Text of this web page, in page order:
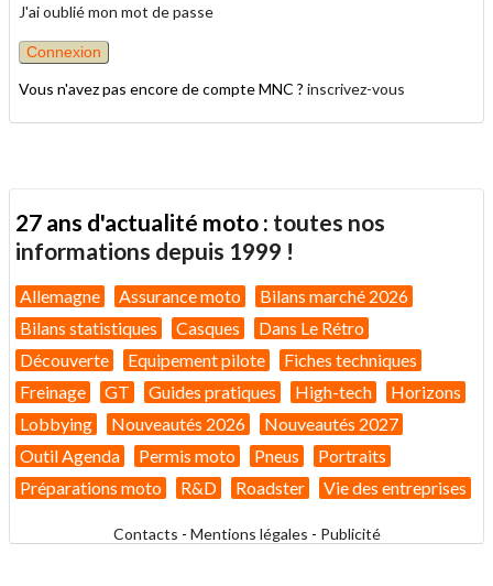
J'ai oublié mon mot de passe
Vous n'avez pas encore de compte MNC ? inscrivez-vous
27 ans d'actualité moto : toutes nos
informations depuis 1999 !
Allemagne Assurance moto
Bilans marché 2026
Bilans statistiques
Casques
Dans Le Rétro
Découverte
Equipement pilote
Fiches techniques
Freinage
GT Guides pratiques High-tech
Horizons
Lobbying
Nouveautés 2026
Nouveautés 2027
Outil Agenda
Permis moto Pneus
Portraits
Préparations moto
R&D Roadster Vie des entreprises
Contacts - Mentions légales - Publicité